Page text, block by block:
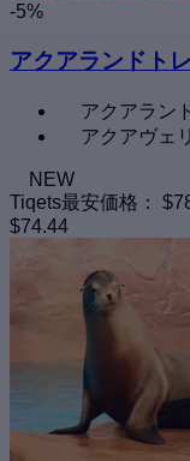
-5%
アクアランドト
アクアラン
アクアヴェ
NEW
Tiqets最安価格：
$74.44